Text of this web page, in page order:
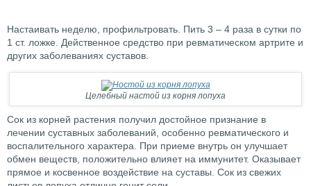
Настаивать неделю, профильтровать. Пить 3 – 4 раза в сутки по
1 ст. ложке. Действенное средство при ревматическом артрите и
других заболеваниях суставов.
Целебный настой из корня лопуха
Сок из корней растения получил достойное признание в
лечении суставных заболеваний, особенно ревматического и
воспалительного характера. При приеме внутрь он улучшает
обмен веществ, положительно влияет на иммунитет. Оказывает
прямое и косвенное воздействие на суставы. Сок из свежих